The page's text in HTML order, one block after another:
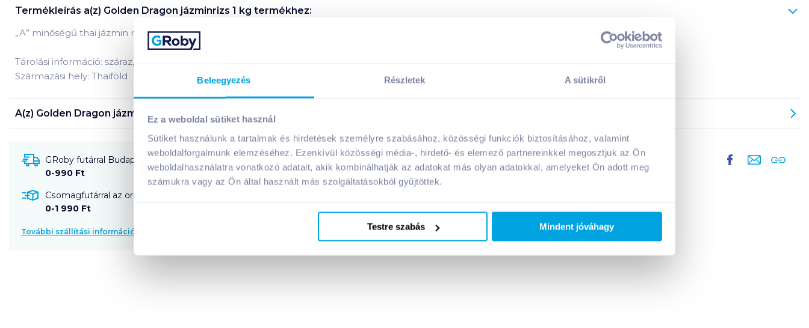
Beleegyezés Részletek A sütikről
Ez a weboldal sütiket használ
Sütiket használunk a tartalmak és hirdetések személyre szabásához, közösségi funkciók biztosításához, valamint
weboldalforgalmunk elemzéséhez. Ezenkívül közösségi média-, hirdető- és elemező partnereinkkel megosztjuk az Ön
weboldalhasználatra vonatkozó adatait, akik kombinálhatják az adatokat más olyan adatokkal, amelyeket Ön adott meg
számukra vagy az Ön által használt más szolgáltatásokból gyűjtöttek.
Testre szabás Mindent jóváhagy
Termékleírás a(z) Golden Dragon jázminrizs 1 kg termékhez:
„A” minőségű thai jázmin rizs.
Tárolási információ: száraz, hűvös helyen tárolandó!
Származási hely: Thaiföld
A(z) Golden Dragon jázminrizs 1 kg termék tápanyagai:
GRoby futárral Budapestre és környékére szállítható
0-990 Ft
Csomagfutárral az ország egész területére szállítható!
0-1 990 Ft
További szállítási információk
Megosztás